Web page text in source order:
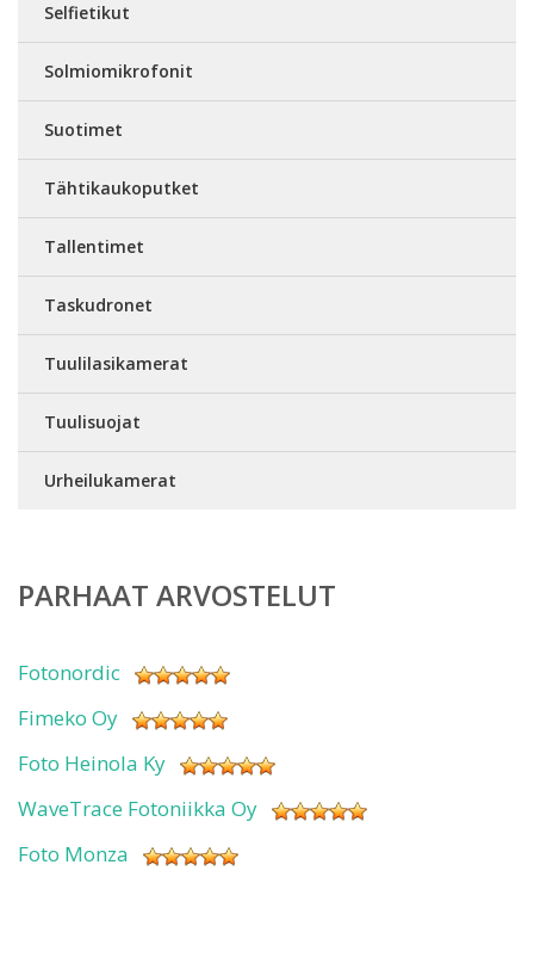
Selfietikut
Solmiomikrofonit
Suotimet
Tähtikaukoputket
Tallentimet
Taskudronet
Tuulilasikamerat
Tuulisuojat
Urheilukamerat
PARHAAT ARVOSTELUT
Fotonordic
Fimeko Oy
Foto Heinola Ky
WaveTrace Fotoniikka Oy
Foto Monza